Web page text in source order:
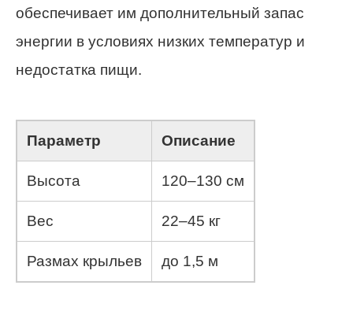
обеспечивает им дополнительный запас
энергии в условиях низких температур и
недостатка пищи.
Параметр Описание
Высота 120–130 см
Вес 22–45 кг
Размах крыльев до 1,5 м